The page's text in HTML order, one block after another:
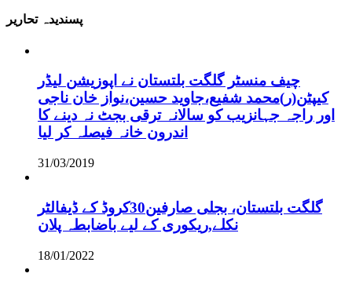
پسندیدہ تحاریر
چیف منسٹر گلگت بلتستان نے اپوزیشن لیڈر
کیپٹن(ر)محمد شفیع،جاوید حسین،نواز خان ناجی
اور راجہ جہانزیب کو سالانہ ترقی بجٹ نہ دینے کا
اندرون خانہ فیصلہ کر لیا
31/03/2019
گلگت بلتستان، بجلی صارفین30کروڈ کے ڈیفالٹر
نکلے,ریکوری کے لیے باضابطہ پلان
18/01/2022